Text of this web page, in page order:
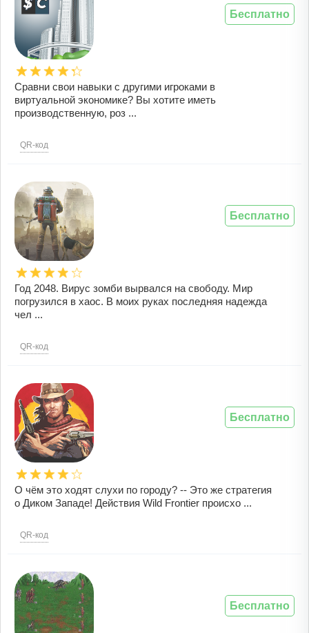
Сравни свои навыки с другими игроками в
виртуальной экономике? Вы хотите иметь
производственную, роз ...
QR-код
Бесплатно
Год 2048. Вирус зомби вырвался на свободу. Мир
погрузился в хаос. В моих руках последняя надежда
чел ...
QR-код
Бесплатно
О чём это ходят слухи по городу? -- Это же стратегия
о Диком Западе! Действия Wild Frontier происхо ...
QR-код
Бесплатно
Бесплатно